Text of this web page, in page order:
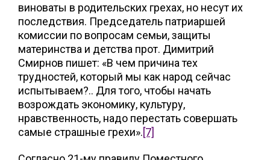
виноваты в родительских грехах, но несут их
последствия. Председатель патриаршей
комиссии по вопросам семьи, защиты
материнства и детства прот. Димитрий
Смирнов пишет: «В чем причина тех
трудностей, который мы как народ сейчас
испытываем?.. Для того, чтобы начать
возрождать экономику, культуру,
нравственность, надо перестать совершать
самые страшные грехи».[7]